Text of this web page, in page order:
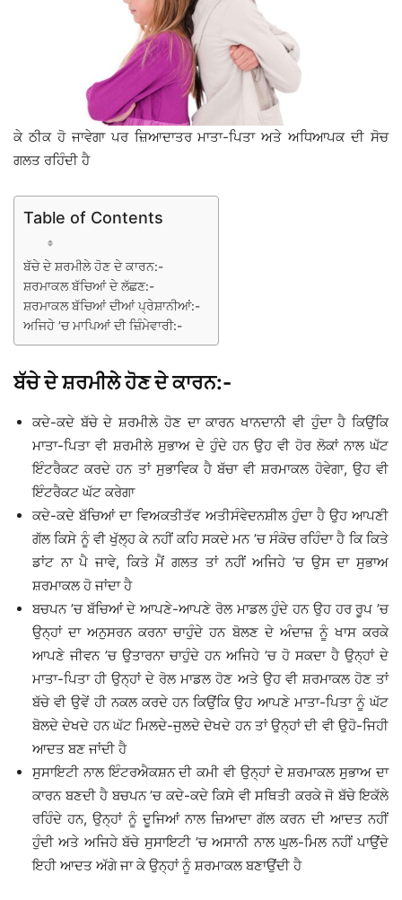
ਕੇ ਠੀਕ ਹੋ ਜਾਵੇਗਾ ਪਰ ਜ਼ਿਆਦਾਤਰ ਮਾਤਾ-ਪਿਤਾ ਅਤੇ ਅਧਿਆਪਕ ਦੀ ਸੋਚ
ਗਲਤ ਰਹਿੰਦੀ ਹੈ
Table of Contents
ਬੱਚੇ ਦੇ ਸ਼ਰਮੀਲੇ ਹੋਣ ਦੇ ਕਾਰਨ:-
ਸ਼ਰਮਾਕਲ ਬੱਚਿਆਂ ਦੇ ਲੱਛਣ:-
ਸ਼ਰਮਾਕਲ ਬੱਚਿਆਂ ਦੀਆਂ ਪ੍ਰੇਸ਼ਾਨੀਆਂ:-
ਅਜਿਹੇ ’ਚ ਮਾਪਿਆਂ ਦੀ ਜ਼ਿੰਮੇਵਾਰੀ:-
ਬੱਚੇ ਦੇ ਸ਼ਰਮੀਲੇ ਹੋਣ ਦੇ ਕਾਰਨ:-
ਕਦੇ-ਕਦੇ ਬੱਚੇ ਦੇ ਸ਼ਰਮੀਲੇ ਹੋਣ ਦਾ ਕਾਰਨ ਖਾਨਦਾਨੀ ਵੀ ਹੁੰਦਾ ਹੈ ਕਿਉਂਕਿ
ਮਾਤਾ-ਪਿਤਾ ਵੀ ਸ਼ਰਮੀਲੇ ਸੁਭਾਅ ਦੇ ਹੁੰਦੇ ਹਨ ਉਹ ਵੀ ਹੋਰ ਲੋਕਾਂ ਨਾਲ ਘੱਟ
ਇੰਟਰੈਕਟ ਕਰਦੇ ਹਨ ਤਾਂ ਸੁਭਾਵਿਕ ਹੈ ਬੱਚਾ ਵੀ ਸ਼ਰਮਾਕਲ ਹੋਵੇਗਾ, ਉਹ ਵੀ
ਇੰਟਰੈਕਟ ਘੱਟ ਕਰੇਗਾ
ਕਦੇ-ਕਦੇ ਬੱਚਿਆਂ ਦਾ ਵਿਅਕਤੀਤੱਵ ਅਤੀਸੰਵੇਦਨਸ਼ੀਲ ਹੁੰਦਾ ਹੈ ਉਹ ਆਪਣੀ
ਗੱਲ ਕਿਸੇ ਨੂੰ ਵੀ ਖੁੱਲ੍ਹ ਕੇ ਨਹੀਂ ਕਹਿ ਸਕਦੇ ਮਨ ’ਚ ਸੰਕੋਚ ਰਹਿੰਦਾ ਹੈ ਕਿ ਕਿਤੇ
ਡਾਂਟ ਨਾ ਪੈ ਜਾਵੇ, ਕਿਤੇ ਮੈਂ ਗਲਤ ਤਾਂ ਨਹੀਂ ਅਜਿਹੇ ’ਚ ਉਸ ਦਾ ਸੁਭਾਅ
ਸ਼ਰਮਾਕਲ ਹੋ ਜਾਂਦਾ ਹੈ
ਬਚਪਨ ’ਚ ਬੱਚਿਆਂ ਦੇ ਆਪਣੇ-ਆਪਣੇ ਰੋਲ ਮਾਡਲ ਹੁੰਦੇ ਹਨ ਉਹ ਹਰ ਰੂਪ ’ਚ
ਉਨ੍ਹਾਂ ਦਾ ਅਨੁਸਰਨ ਕਰਨਾ ਚਾਹੁੰਦੇ ਹਨ ਬੋਲਣ ਦੇ ਅੰਦਾਜ਼ ਨੂੰ ਖਾਸ ਕਰਕੇ
ਆਪਣੇ ਜੀਵਨ ’ਚ ਉਤਾਰਨਾ ਚਾਹੁੰਦੇ ਹਨ ਅਜਿਹੇ ’ਚ ਹੋ ਸਕਦਾ ਹੈ ਉਨ੍ਹਾਂ ਦੇ
ਮਾਤਾ-ਪਿਤਾ ਹੀ ਉਨ੍ਹਾਂ ਦੇ ਰੋਲ ਮਾਡਲ ਹੋਣ ਅਤੇ ਉਹ ਵੀ ਸ਼ਰਮਾਕਲ ਹੋਣ ਤਾਂ
ਬੱਚੇ ਵੀ ਉਵੇਂ ਹੀ ਨਕਲ ਕਰਦੇ ਹਨ ਕਿਉਂਕਿ ਉਹ ਆਪਣੇ ਮਾਤਾ-ਪਿਤਾ ਨੂੰ ਘੱਟ
ਬੋਲਦੇ ਦੇਖਦੇ ਹਨ ਘੱਟ ਮਿਲਦੇ-ਜੁਲਦੇ ਦੇਖਦੇ ਹਨ ਤਾਂ ਉਨ੍ਹਾਂ ਦੀ ਵੀ ਉਹੋ-ਜਿਹੀ
ਆਦਤ ਬਣ ਜਾਂਦੀ ਹੈ
ਸੁਸਾਇਟੀ ਨਾਲ ਇੰਟਰਐਕਸ਼ਨ ਦੀ ਕਮੀ ਵੀ ਉਨ੍ਹਾਂ ਦੇ ਸ਼ਰਮਾਕਲ ਸੁਭਾਅ ਦਾ
ਕਾਰਨ ਬਣਦੀ ਹੈ ਬਚਪਨ ’ਚ ਕਦੇ-ਕਦੇ ਕਿਸੇ ਵੀ ਸਥਿਤੀ ਕਰਕੇ ਜੋ ਬੱਚੇ ਇਕੱਲੇ
ਰਹਿੰਦੇ ਹਨ, ਉਨ੍ਹਾਂ ਨੂੰ ਦੂਜਿਆਂ ਨਾਲ ਜ਼ਿਆਦਾ ਗੱਲ ਕਰਨ ਦੀ ਆਦਤ ਨਹੀਂ
ਹੁੰਦੀ ਅਤੇ ਅਜਿਹੇ ਬੱਚੇ ਸੁਸਾਇਟੀ ’ਚ ਅਸਾਨੀ ਨਾਲ ਘੁਲ-ਮਿਲ ਨਹੀਂ ਪਾਉਂਦੇ
ਇਹੀ ਆਦਤ ਅੱਗੇ ਜਾ ਕੇ ਉਨ੍ਹਾਂ ਨੂੰ ਸ਼ਰਮਾਕਲ ਬਣਾਉਂਦੀ ਹੈ